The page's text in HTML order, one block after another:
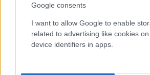
Google consents
I want to allow Google to enable
related to advertising like cookies
device identifiers in apps.